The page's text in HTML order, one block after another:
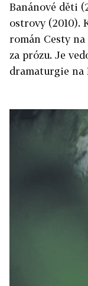
Banánové děti
ostrovy (2010).
román Cesty
za prózu. Je
dramaturgie na